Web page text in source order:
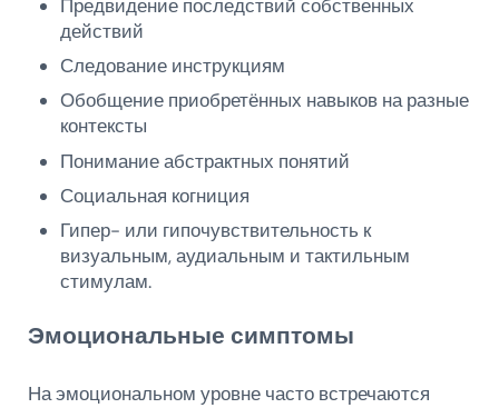
Предвидение последствий собственных
действий
Следование инструкциям
Обобщение приобретённых навыков на разные
контексты
Понимание абстрактных понятий
Социальная когниция
Гипер- или гипочувствительность к
визуальным, аудиальным и тактильным
стимулам.
Эмоциональные симптомы
На эмоциональном уровне часто встречаются